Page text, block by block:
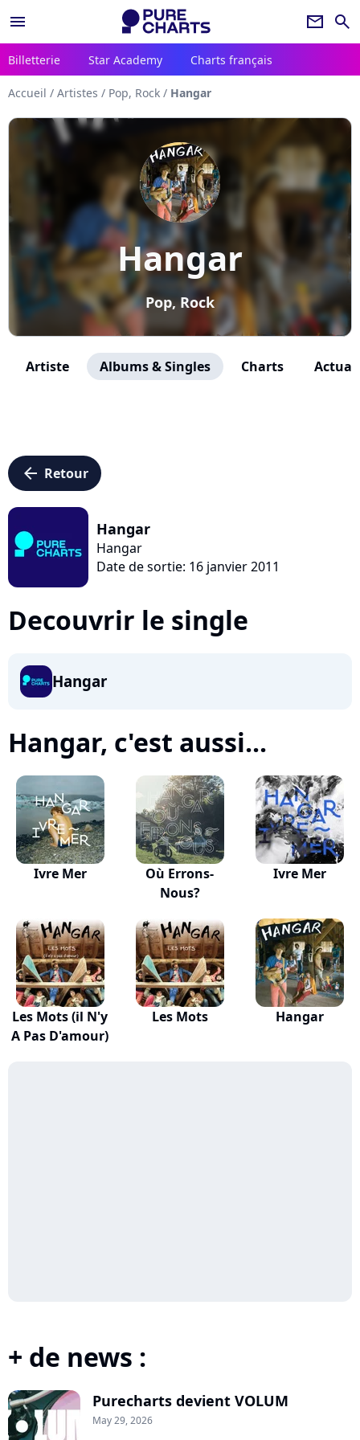
menu newsletter search
Billetterie Star Academy Charts français
Accueil / Artistes / Pop, Rock / Hangar
Hangar
Pop, Rock
Artiste Albums & Singles Charts
arrow_left Retour
Hangar
Hangar
Date de sortie: 16 janvier 2011
Decouvrir le single
Hangar
Hangar, c'est aussi...
Ivre Mer
Où Errons-
Nous?
Ivre Mer
Les Mots (il N'y
A Pas D'amour)
Les Mots Hangar
+ de news :
Purecharts devient VOLUM
May 29, 2026